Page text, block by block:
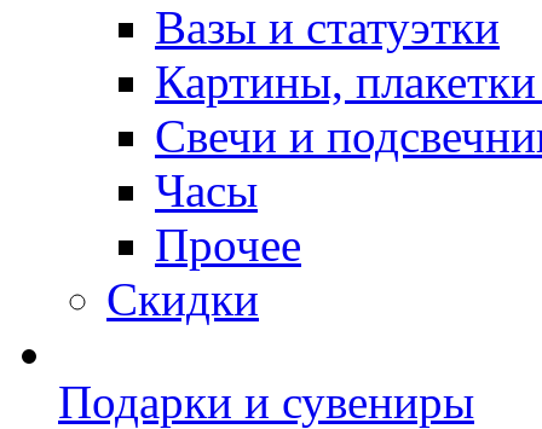
Вазы и статуэтки
Картины,
Свечи и
Часы
Прочее
Скидки
Подарки и сувениры